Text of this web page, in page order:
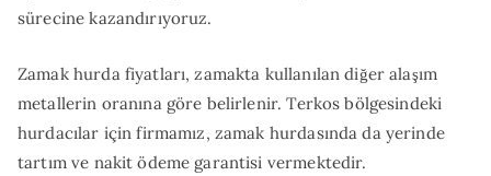
sürecine kazandırıyoruz.
Zamak hurda fiyatları, zamakta kullanılan diğer alaşım
metallerin oranına göre belirlenir. Terkos bölgesindeki
hurdacılar için firmamız, zamak hurdasında da yerinde
tartım ve nakit ödeme garantisi vermektedir.